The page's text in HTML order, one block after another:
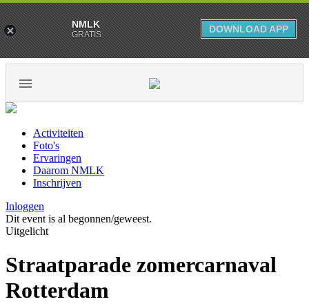
Activiteiten
Foto's
Ervaringen
Daarom NMLK
Inschrijven
Inloggen
Dit event is al begonnen/geweest.
Uitgelicht
Straatparade zomercarnaval
Rotterdam
NMLK
GRATIS DOWNLOAD APP